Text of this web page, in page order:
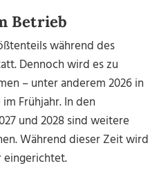
Betrieb
während des
Dennoch wird es zu
– unter anderem 2026 in
Frühjahr. In den
und 2028 sind weitere
Während dieser Zeit wird
eingerichtet.